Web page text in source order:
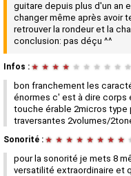
guitare depuis plus d'un an
changer même après avoir
retrouver la rondeur et la
conclusion: pas déçu ^^
Infos : ★ ★ ★ ★ ★ ★ ★ ★ ★ ★
bon franchement les
énormes c' est à dire corps
touche érable 2micros type
traversantes 2volumes/
Sonorité : ★ ★ ★ ★ ★ ★ ★ ★
pour la sonorité je mets 8
versatilité extraordinaire et